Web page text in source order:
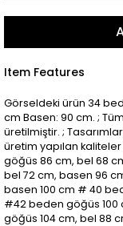
Item Features
Görseldeki ürün 34
cm Basen: 90 cm. ;
üretilmiştir. ;
üretim yapılan
göğüs 86 cm, bel 68
bel 72 cm, basen 96
basen 100 cm # 40
#42 beden göğüs 100
göğüs 104 cm, bel 88